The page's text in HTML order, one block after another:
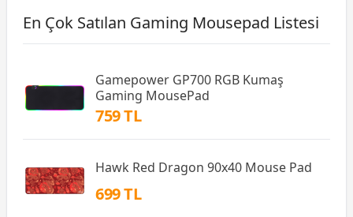
En Çok Satılan Gaming Mousepad Listesi
Gamepower GP700 RGB Kumaş
Gaming MousePad
759 TL
Hawk Red Dragon 90x40 Mouse Pad
699 TL